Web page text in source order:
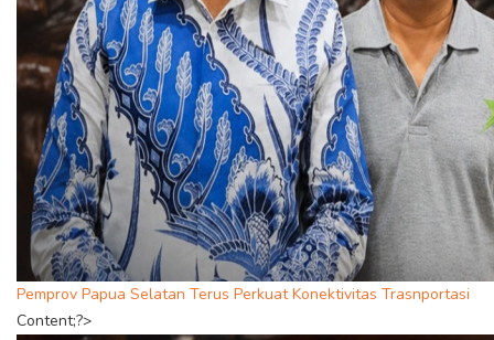
Pemprov Papua Selatan Terus Perkuat Konektivitas Trasnportasi
Content;?>